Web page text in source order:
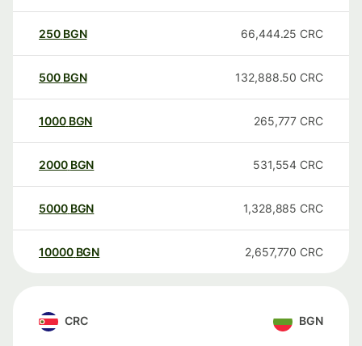
250 BGN 66,444.25 CRC
500 BGN 132,888.50 CRC
1000 BGN 265,777 CRC
2000 BGN 531,554 CRC
5000 BGN 1,328,885 CRC
10000 BGN 2,657,770 CRC
CRC BGN